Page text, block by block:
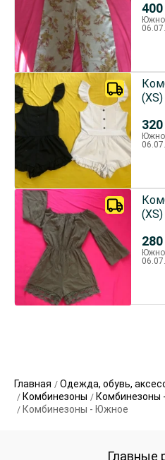
400
320
(XS)
280
(XS)
Главная Одежда, обувь,
Комбинезоны
Комбинезоны
Комбинезоны - Южное
Главные